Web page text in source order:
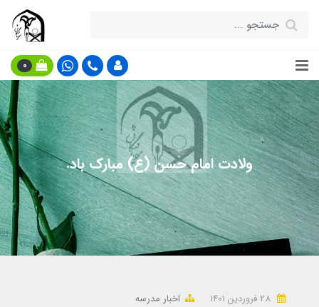
0
ولادت امام حسن (ع) مبارک باد.
اخبار مدرسه